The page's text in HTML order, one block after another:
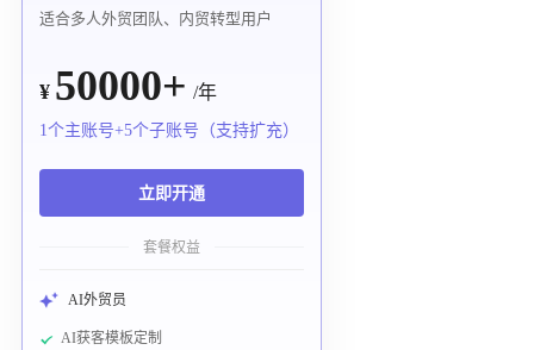
适合多人外贸团队、内贸转型用户
¥ 50000+ /年
1个主账号+5个子账号（支持扩充）
立即开通
套餐权益
AI外贸员
AI获客模板定制